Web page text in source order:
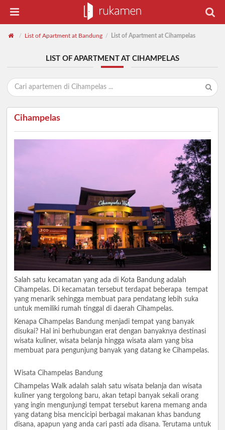
/ List of Apartment at Bandung / List of Apartment at Cihampelas
LIST OF APARTMENT AT CIHAMPELAS
Cihampelas
Salah satu kecamatan yang ada di Kota Bandung adalah
Cihampelas. Di kecamatan tersebut terdapat beberapa tempat
yang menarik sehingga membuat para pendatang lebih suka
untuk memiliki rumah tinggal di daerah Cihampelas.
Kenapa Cihampelas Bandung menjadi tempat yang banyak
disukai? Hal ini berhubungan erat dengan banyaknya destinasi
wisata kuliner, wisata belanja hingga wisata alam yang bisa
membuat para pengunjung banyak yang datang ke Cihampelas.
Wisata Cihampelas Bandung
Cihampelas Walk adalah salah satu wisata belanja dan wisata
kuliner yang tergolong baru, akan tetapi banyak sekali orang
yang ingin mengunjungi tempat tersebut karena memang anda
yang datang bisa mencicipi berbagai makanan khas bandung
disana, apapun yang anda cari pasti ada disana. Terutama untuk